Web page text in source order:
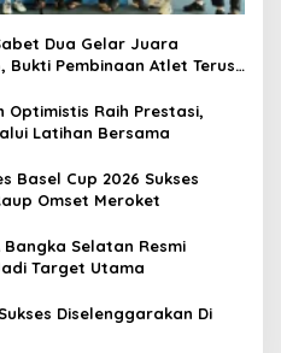
Dua Gelar Juara
Bukti Pembinaan Atlet Terus
Optimistis Raih Prestasi,
Latihan Bersama
Basel Cup 2026 Sukses
Omset Meroket
Bangka Selatan Resmi
Target Utama
Diselenggarakan Di